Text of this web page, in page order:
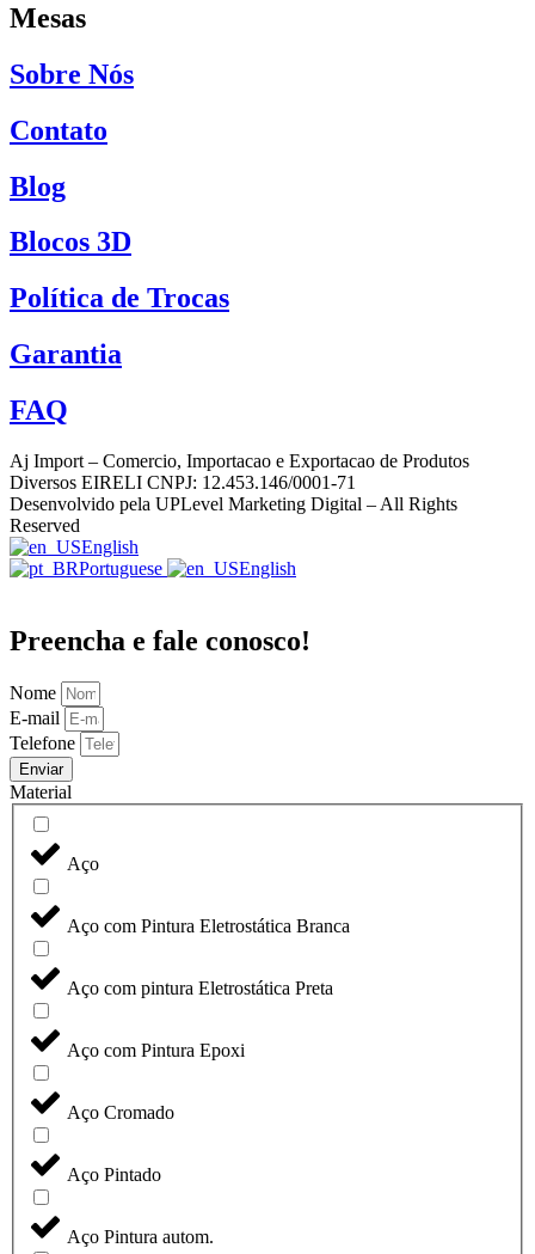
Mesas
Sobre Nós
Contato
Blog
Blocos 3D
Política de Trocas
Garantia
FAQ
Aj Import – Comercio, Importacao e Exportacao de Produtos
Diversos EIRELI CNPJ: 12.453.146/0001-71
Desenvolvido pela UPLevel Marketing Digital – All Rights
Reserved
English
Portuguese
English
Preencha e fale conosco!
Nome
E-mail
Telefone
Enviar
Material
Aço
Aço com Pintura Eletrostática Branca
Aço com pintura Eletrostática Preta
Aço com Pintura Epoxi
Aço Cromado
Aço Pintado
Aço Pintura autom.